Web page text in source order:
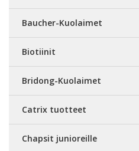
Baucher-Kuolaimet
Biotiinit
Bridong-Kuolaimet
Catrix tuotteet
Chapsit junioreille